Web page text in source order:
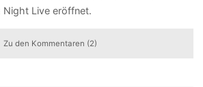
Night Live eröffnet.
Zu den Kommentaren (2)